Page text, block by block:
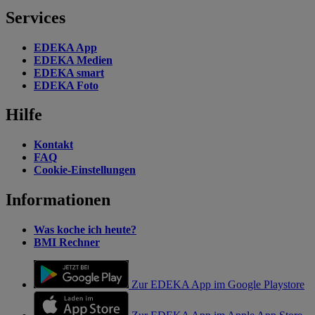
Services
EDEKA App
EDEKA Medien
EDEKA smart
EDEKA Foto
Hilfe
Kontakt
FAQ
Cookie-Einstellungen
Informationen
Was koche ich heute?
BMI Rechner
Zur EDEKA App im Google Playstore